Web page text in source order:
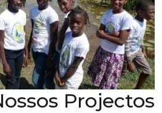
Projectos